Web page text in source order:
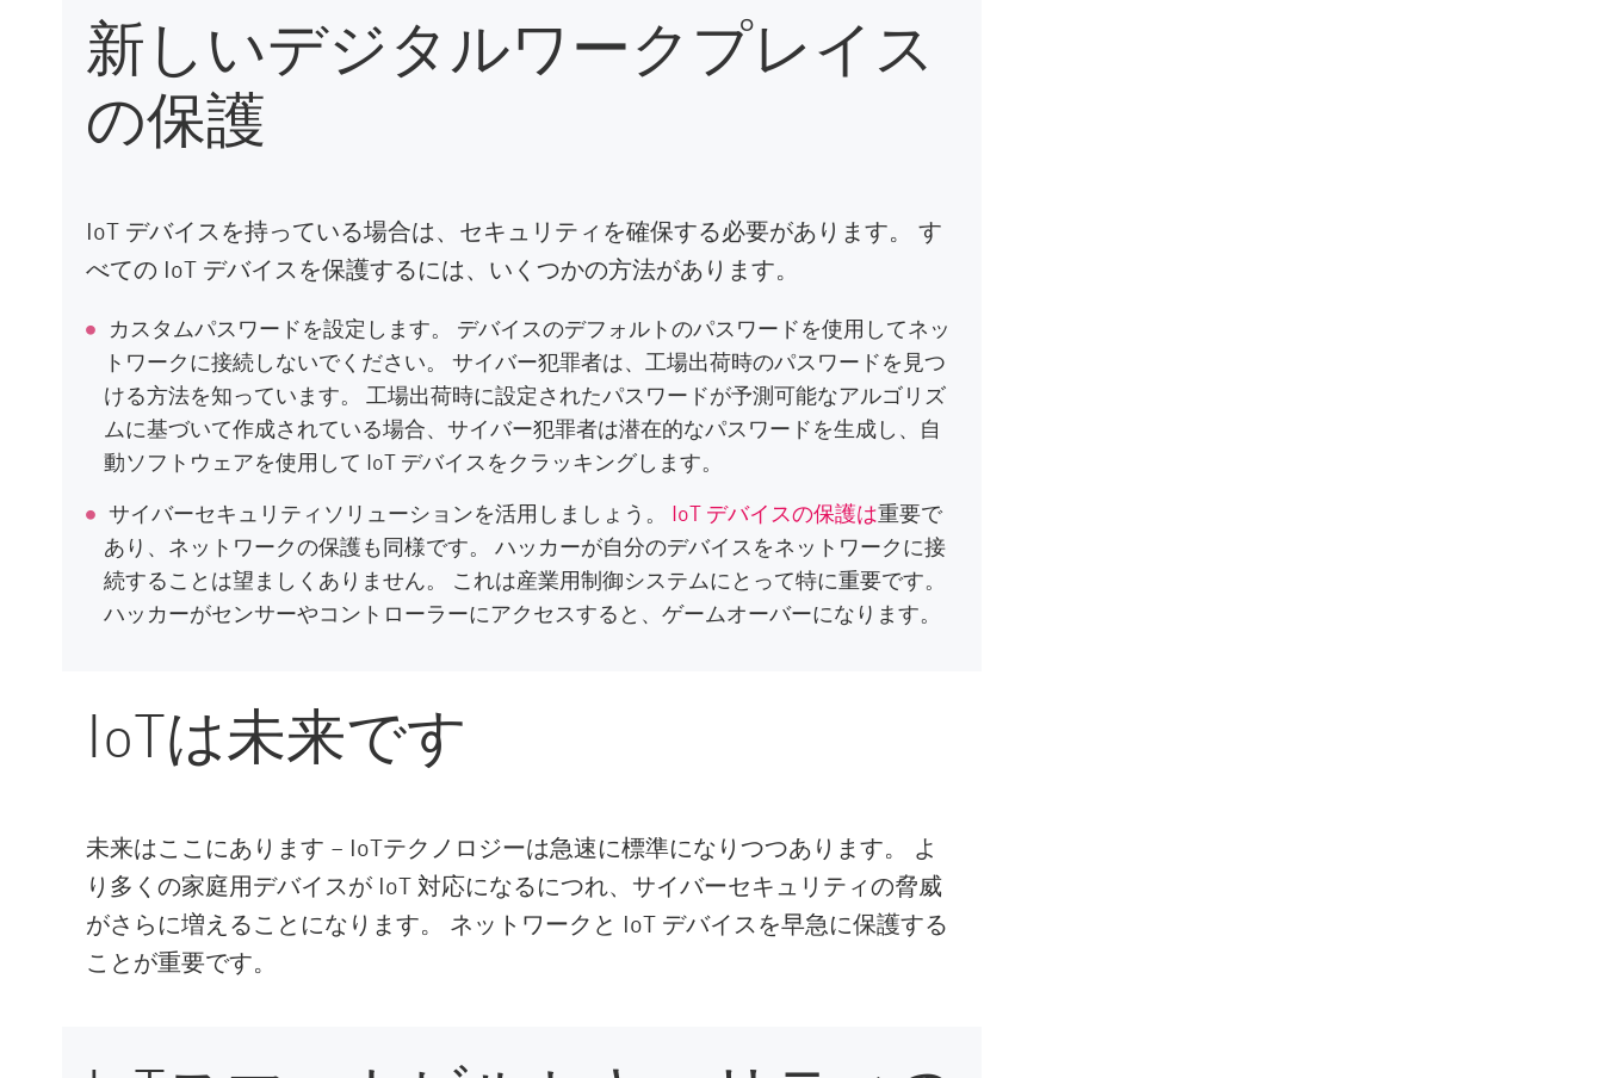
新しいデジタルワークプレイス
の保護
IoT デバイスを持っている場合は、セキュリティを確保する必要があります。 す
べての IoT デバイスを保護するには、いくつかの方法があります。
カスタムパスワードを設定します。 デバイスのデフォルトのパスワードを使用してネッ
トワークに接続しないでください。 サイバー犯罪者は、工場出荷時のパスワードを見つ
ける方法を知っています。 工場出荷時に設定されたパスワードが予測可能なアルゴリズ
ムに基づいて作成されている場合、サイバー犯罪者は潜在的なパスワードを生成し、自
動ソフトウェアを使用して IoT デバイスをクラッキングします。
サイバーセキュリティソリューションを活用しましょう。 IoT デバイスの保護は重要で
あり、ネットワークの保護も同様です。 ハッカーが自分のデバイスをネットワークに接
続することは望ましくありません。 これは産業用制御システムにとって特に重要です。
ハッカーがセンサーやコントローラーにアクセスすると、ゲームオーバーになります。
IoTは未来です
未来はここにあります – IoTテクノロジーは急速に標準になりつつあります。 よ
り多くの家庭用デバイスが IoT 対応になるにつれ、サイバーセキュリティの脅威
がさらに増えることになります。 ネットワークと IoT デバイスを早急に保護する
ことが重要です。